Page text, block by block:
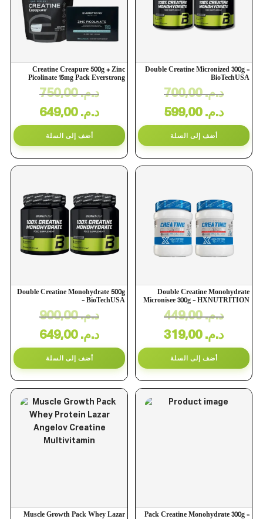
Creatine Creapure 500g + Zinc
Picolinate 15mg Pack Everstrong
د.م.750,00
د.م. 649,00
أضف إلى السلة
Double Creatine Micronized 300g –
BioTechUSA
د.م.700,00
د.م. 599,00
أضف إلى السلة
Double Creatine Monohydrate 500g
– BioTechUSA
د.م.900,00
د.م. 649,00
أضف إلى السلة
Double Creatine Monohydrate
Micronisee 300g – HXNUTRITION
د.م.449,00
د.م. 319,00
أضف إلى السلة
Muscle Growth Pack Whey Lazar Pack Creatine Monohydrate 300g –